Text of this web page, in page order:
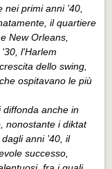
primi anni ’40,
il quartiere
New Orleans,
l'Harlem
dello swing,
ospitavano le più
diffonda anche in
nonostante i diktat
anni ’40, il
successo,